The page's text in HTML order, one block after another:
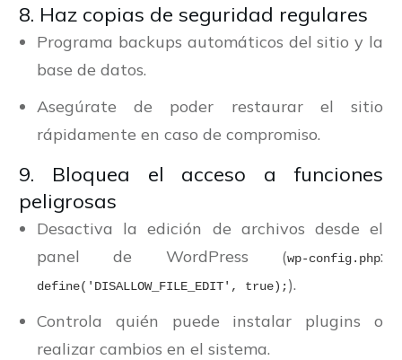
8. Haz copias de seguridad regulares
Programa backups automáticos del sitio y la
base de datos.
Asegúrate de poder restaurar el sitio
rápidamente en caso de compromiso.
9. Bloquea el acceso a funciones
peligrosas
Desactiva la edición de archivos desde el
panel de WordPress (wp-config.php:
define('DISALLOW_FILE_EDIT', true);).
Controla quién puede instalar plugins o
realizar cambios en el sistema.